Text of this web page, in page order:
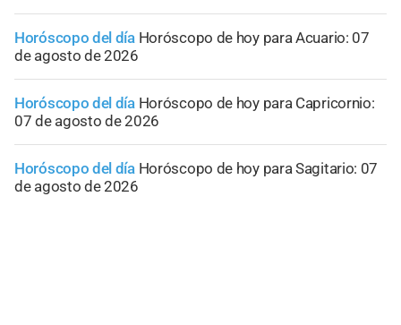
Horóscopo del día Horóscopo de hoy para Acuario: 07
de agosto de 2026
Horóscopo del día Horóscopo de hoy para Capricornio:
07 de agosto de 2026
Horóscopo del día Horóscopo de hoy para Sagitario: 07
de agosto de 2026